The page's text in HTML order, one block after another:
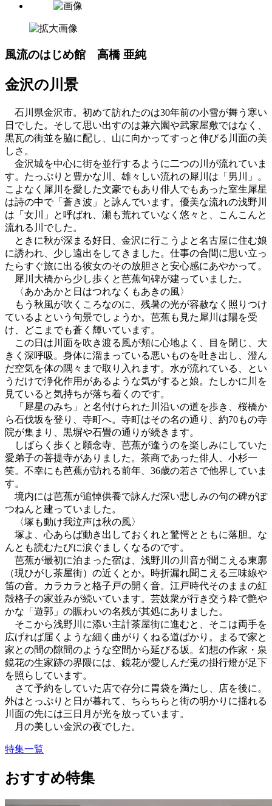
風流のはじめ館 高橋 亜純
金沢の川景
石川県金沢市。初めて訪れたのは30年前の小雪が舞う寒い
日でした。そして思い出すのは兼六園や武家屋敷ではなく、
黒瓦の街並を脇に配し、山に向かってすっと伸びる川面の美
しさ。
金沢城を中心に街を並行するように二つの川が流れていま
す。たっぷりと豊かな川、雄々しい流れの犀川は「男川」。
こよなく犀川を愛した文豪でもあり俳人でもあった室生犀星
は詩の中で「蒼き波」と詠んでいます。優美な流れの浅野川
は「女川」と呼ばれ、瀬も荒れていなく悠々と、こんこんと
流れる川でした。
ときに秋が深まる好日、金沢に行こうよと名古屋に住む娘
に誘われ、少し遠出をしてきました。仕事の合間に思い立っ
たらすぐ旅に出る彼女のその放胆さと安心感にあやかって。
犀川大橋から少し歩くと芭蕉句碑が建っていました。
〈あかあかと日はつれなくもあきの風〉
もう秋風が吹くころなのに、残暑の光が容赦なく照りつけ
ているよという句景でしょうか。芭蕉も見た犀川は陽を受
け、どこまでも蒼く輝いています。
この日は川面を吹き渡る風が頬に心地よく、目を閉じ、大
きく深呼吸。身体に溜まっている悪いものを吐き出し、澄ん
だ空気を体の隅々まで取り入れます。水が流れている、とい
うだけで浄化作用があるような気がすると娘。たしかに川を
見ていると気持ちが落ち着くのです。
「犀星のみち」と名付けられた川沿いの道を歩き、桜橋か
ら石伐坂を登り、寺町へ。寺町はその名の通り、約70もの寺
院が集まり、黒塀や石畳の通りが続きます。
しばらく歩くと願念寺、芭蕉が逢うのを楽しみにしていた
愛弟子の菩提寺がありました。茶商であった俳人、小杉一
笑。不幸にも芭蕉が訪れる前年、36歳の若さで他界していま
す。
境内には芭蕉が追悼供養で詠んだ深い悲しみの句の碑がぽ
つねんと建っていました。
〈塚も動け我泣声は秋の風〉
塚よ、心あらば動き出しておくれと驚愕とともに落胆。な
んとも読むたびに涙ぐましくなるのです。
芭蕉が最初に泊まった宿は、浅野川の川音が聞こえる東廓
（現ひがし茶屋街）の近くとか。時折漏れ聞こえる三味線や
笛の音。カラカラと格子戸の開く音。江戸時代そのままの紅
殻格子の家並みが続いています。芸妓衆が行き交う粋で艶や
かな「遊郭」の賑わいの名残が其処にありました。
そこから浅野川に添い主計茶屋街に進むと、そこは両手を
広げれば届くような細く曲がりくねる道ばかり。まるで家と
家との間の隙間のような空間から延びる坂。幻想の作家・泉
鏡花の生家跡の界隈には、鏡花が愛しんだ兎の掛行燈が足下
を照らしています。
さて予約をしていた店で存分に胃袋を満たし、店を後に。
外はとっぷりと日が暮れて、ちらちらと街の明かりに揺れる
川面の先には三日月が光を放っています。
月の美しい金沢の夜でした。
特集一覧
おすすめ特集